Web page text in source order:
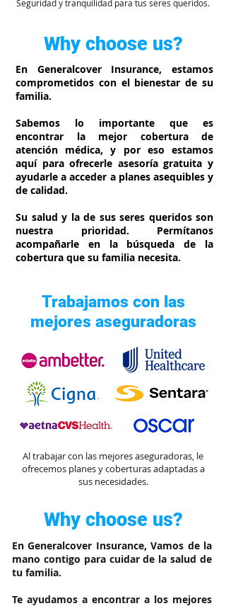
​Seguridad y tranquilidad para tus seres queridos.
Why choose us?
En Generalcover Insurance, estamos
comprometidos con el bienestar de su
familia.
Sabemos lo importante que es
encontrar la mejor cobertura de
atención médica, y por eso estamos
aquí para ofrecerle asesoría gratuita y
ayudarle a acceder a planes asequibles y
de calidad.
Su salud y la de sus seres queridos son
nuestra prioridad. Permítanos
acompañarle en la búsqueda de la
cobertura que su familia necesita.
Trabajamos con las
mejores aseguradoras
Al trabajar con las mejores aseguradoras, le
ofrecemos planes y coberturas adaptadas a
sus necesidades.
Why choose us?
En Generalcover Insurance, Vamos de la
mano contigo para cuidar de la salud de
tu familia.
Te ayudamos a encontrar a los mejores